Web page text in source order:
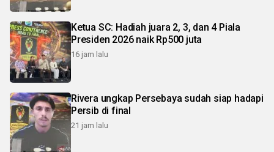
Ketua SC: Hadiah juara 2, 3, dan 4 Piala
Presiden 2026 naik Rp500 juta
16 jam lalu
Rivera ungkap Persebaya sudah siap hadapi
Persib di final
21 jam lalu